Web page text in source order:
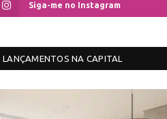
Siga-me no Instagram
LANÇAMENTOS NA CAPITAL